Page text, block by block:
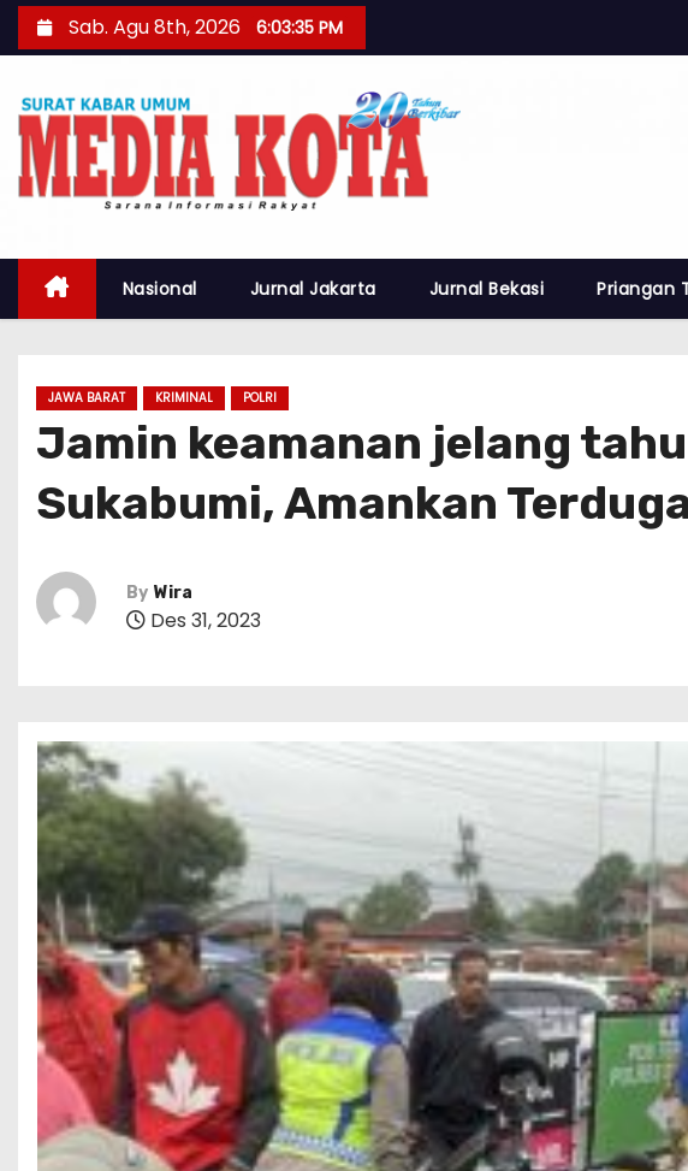
k
t
Sab. Agu 8th, 2026 6:03:37 PM
Nasional Jurnal Jakarta Jurnal Bekasi Priangan
JAWA BARAT KRIMINAL POLRI
Jamin keamanan jelang
Sukabumi, Amankan
By Wira
Des 31, 2023